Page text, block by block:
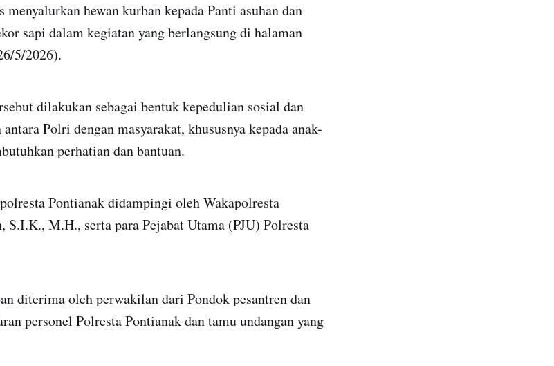
hewan kurban kepada Panti asuhan dan
sapi dalam kegiatan yang berlangsung di halaman
5/2026).
dilakukan sebagai bentuk kepedulian sosial dan
Polri dengan masyarakat, khususnya kepada anak-
perhatian dan bantuan.
Pontianak didampingi oleh Wakapolresta
S.I.K., M.H., serta para Pejabat Utama (PJU) Polresta
diterima oleh perwakilan dari Pondok pesantren dan
personel Polresta Pontianak dan tamu undangan yang